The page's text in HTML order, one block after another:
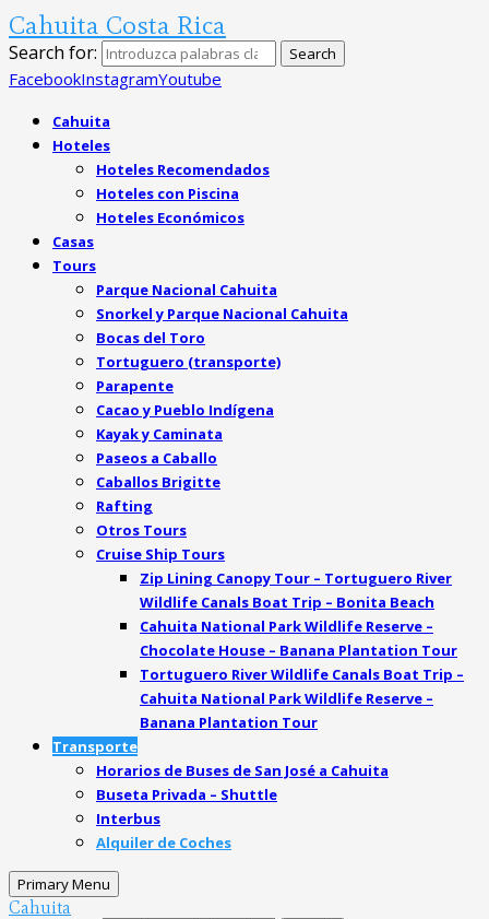
Cahuita Costa Rica
Search for: Search
FacebookInstagramYoutube
Cahuita
Hoteles
Hoteles Recomendados
Hoteles con Piscina
Hoteles Económicos
Casas
Tours
Parque Nacional Cahuita
Snorkel y Parque Nacional Cahuita
Bocas del Toro
Tortuguero (transporte)
Parapente
Cacao y Pueblo Indígena
Kayak y Caminata
Paseos a Caballo
Caballos Brigitte
Rafting
Otros Tours
Cruise Ship Tours
Zip Lining Canopy Tour – Tortuguero River
Wildlife Canals Boat Trip – Bonita Beach
Cahuita National Park Wildlife Reserve –
Chocolate House – Banana Plantation Tour
Tortuguero River Wildlife Canals Boat Trip –
Cahuita National Park Wildlife Reserve –
Banana Plantation Tour
Transporte
Horarios de Buses de San José a Cahuita
Buseta Privada – Shuttle
Interbus
Alquiler de Coches
Primary Menu
Cahuita